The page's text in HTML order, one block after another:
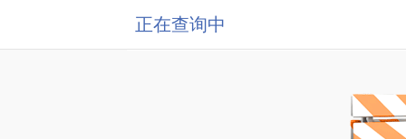
正在查询中